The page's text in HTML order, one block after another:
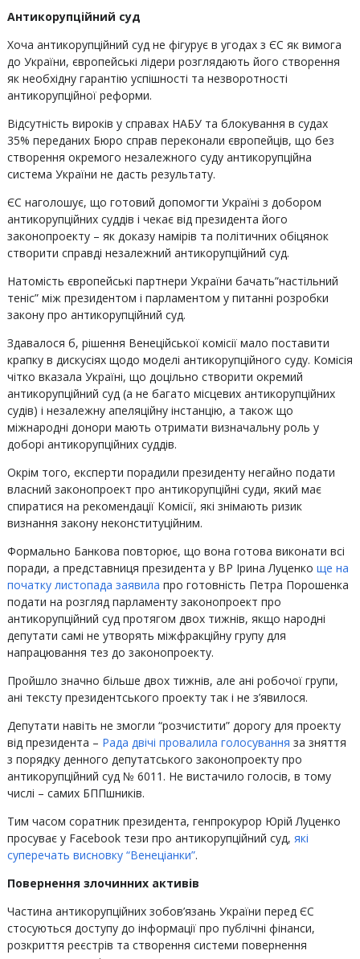
Антикорупційний суд
Хоча антикорупційний суд не фігурує в угодах з ЄС як вимога
до України, європейські лідери розглядають його створення
як необхідну гарантію успішності та незворотності
антикорупційної реформи.
Відсутність вироків у справах НАБУ та блокування в судах
35% переданих Бюро справ переконали європейців, що без
створення окремого незалежного суду антикорупційна
система України не дасть результату.
ЄС наголошує, що готовий допомогти Україні з добором
антикорупційних суддів і чекає від президента його
законопроекту – як доказу намірів та політичних обіцянок
створити справді незалежний антикорупційний суд.
Натомість європейські партнери України бачать”настільний
теніс” між президентом і парламентом у питанні розробки
закону про антикорупційний суд.
Здавалося б, рішення Венеційської комісії мало поставити
крапку в дискусіях щодо моделі антикорупційного суду. Комісія
чітко вказала Україні, що доцільно створити окремий
антикорупційний суд (а не багато місцевих антикорупційних
судів) і незалежну апеляційну інстанцію, а також що
міжнародні донори мають отримати визначальну роль у
доборі антикорупційних суддів.
Окрім того, експерти порадили президенту негайно подати
власний законопроект про антикорупційні суди, який має
спиратися на рекомендації Комісії, які знімають ризик
визнання закону неконституційним.
Формально Банкова повторює, що вона готова виконати всі
поради, а представниця президента у ВР Ірина Луценко ще на
початку листопада заявила про готовність Петра Порошенка
подати на розгляд парламенту законопроект про
антикорупційний суд протягом двох тижнів, якщо народні
депутати самі не утворять міжфракційну групу для
напрацювання тез до законопроекту.
Пройшло значно більше двох тижнів, але ані робочої групи,
ані тексту президентського проекту так і не з’явилося.
Депутати навіть не змогли “розчистити” дорогу для проекту
від президента – Рада двічі провалила голосування за зняття
з порядку денного депутатського законопроекту про
антикорупційний суд № 6011. Не вистачило голосів, в тому
числі – самих БППшників.
Тим часом соратник президента, генпрокурор Юрій Луценко
просуває у Facebook тези про антикорупційний суд, які
суперечать висновку “Венеціанки”.
Повернення злочинних активів
Частина антикорупційних зобов’язань України перед ЄС
стосуються доступу до інформації про публічні фінанси,
розкриття реєстрів та створення системи повернення